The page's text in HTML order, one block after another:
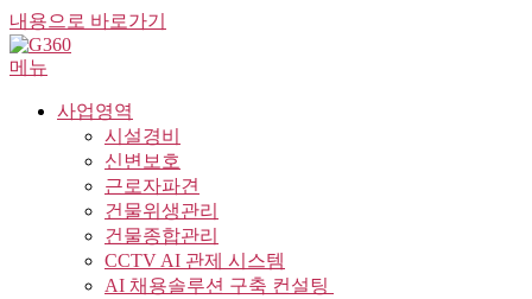
내용으로 바로가기
메뉴
사업영역
시설경비
신변보호
근로자파견
건물위생관리
건물종합관리
CCTV AI 관제 시스템
AI 채용솔루션 구축 컨설팅 ​